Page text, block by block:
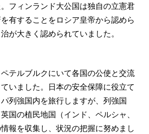
フィンランド大公国は独自の立憲君
有することをロシア皇帝から認めら
が大きく認められていました。
テルブルクにいて各国の公使と交流
いました。日本の安全保障に役立て
列強国内を旅行しますが、列強国
国の植民地国（インド、ペルシャ、
報を収集し、状況の把握に努めまし